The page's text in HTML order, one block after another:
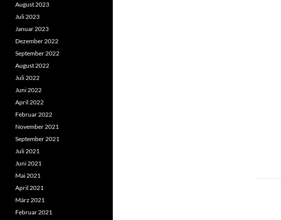
August 2023
Juli 2023
Januar 2023
Dezember 2022
September 2022
August 2022
Juli 2022
Juni 2022
April 2022
Februar 2022
November 2021
September 2021
Juli 2021
Juni 2021
Mai 2021
April 2021
März 2021
Februar 2021